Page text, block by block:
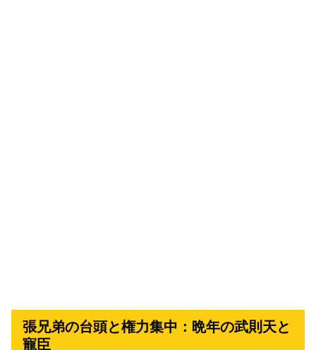
張兄弟の台頭と権力集中：晩年の武則天と
寵臣